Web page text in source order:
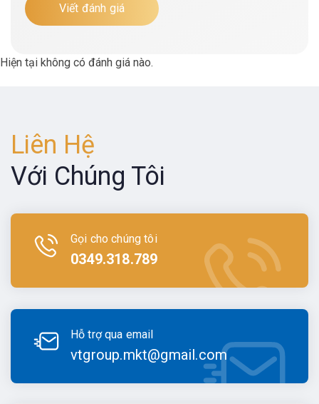
Viết đánh giá
Hiện tại không có đánh giá nào.
Liên Hệ
Với Chúng Tôi
Gọi cho chúng tôi
0349.318.789
Hỗ trợ qua email
vtgroup.mkt@gmail.com